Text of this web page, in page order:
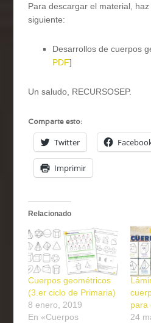
Para descargar el material,
siguiente:
Desarrollos de cuerpos
PDF]
Un saludo, RECURSOSEP.
Comparte esto:
Twitter
Imprimir
Relacionado
Cuerpos geométricos
(3.er ciclo de Primaria)
8 enero, 2019
En «Cuerpos
para
24